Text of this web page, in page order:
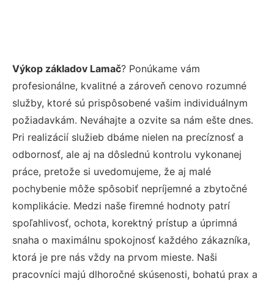
Výkop základov Lamač? Ponúkame vám
profesionálne, kvalitné a zároveň cenovo rozumné
služby, ktoré sú prispôsobené vašim individuálnym
požiadavkám. Neváhajte a ozvite sa nám ešte dnes.
Pri realizácií služieb dbáme nielen na precíznosť a
odbornosť, ale aj na dôslednú kontrolu vykonanej
práce, pretože si uvedomujeme, že aj malé
pochybenie môže spôsobiť nepríjemné a zbytočné
komplikácie. Medzi naše firemné hodnoty patrí
spoľahlivosť, ochota, korektný prístup a úprimná
snaha o maximálnu spokojnosť každého zákazníka,
ktorá je pre nás vždy na prvom mieste. Naši
pracovníci majú dlhoročné skúsenosti, bohatú prax a